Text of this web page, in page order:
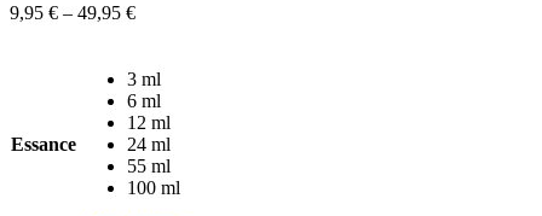
9,95 € – 49,95 €
Essance
3 ml
6 ml
12 ml
24 ml
55 ml
100 ml